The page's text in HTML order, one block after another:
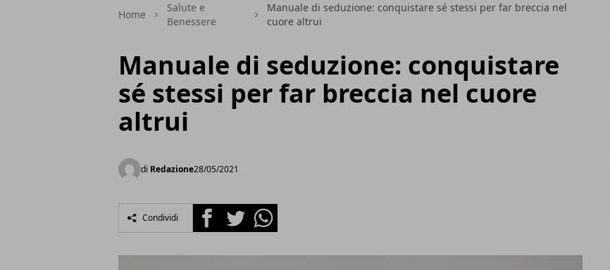
Home
Salute e
Benessere
Manuale di seduzione: conquistare sé stessi per far breccia nel
cuore altrui
Manuale di seduzione: conquistare
sé stessi per far breccia nel cuore
altrui
di Redazione28/05/2021
Condividi FacebookTwitterWhatsapp